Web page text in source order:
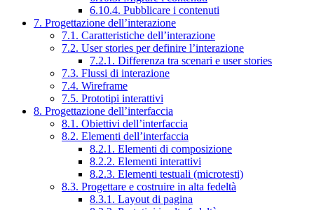
6.10.4. Pubblicare i contenuti
7. Progettazione dell’interazione
7.1. Caratteristiche dell’interazione
7.2. User stories per definire l’interazione
7.2.1. Differenza tra scenari e user stories
7.3. Flussi di interazione
7.4. Wireframe
7.5. Prototipi interattivi
8. Progettazione dell’interfaccia
8.1. Obiettivi dell’interfaccia
8.2. Elementi dell’interfaccia
8.2.1. Elementi di composizione
8.2.2. Elementi interattivi
8.2.3. Elementi testuali (microtesti)
8.3. Progettare e costruire in alta fedeltà
8.3.1. Layout di pagina